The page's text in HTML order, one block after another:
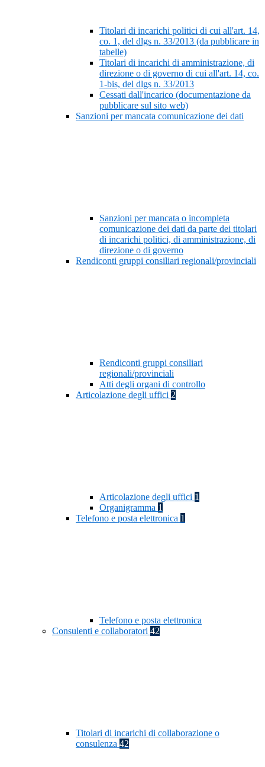
Titolari di incarichi politici di cui all'art. 14,
co. 1, del dlgs n. 33/2013 (da pubblicare in
tabelle)
Titolari di incarichi di amministrazione, di
direzione o di governo di cui all'art. 14, co.
1-bis, del dlgs n. 33/2013
Cessati dall'incarico (documentazione da
pubblicare sul sito web)
Sanzioni per mancata comunicazione dei dati
Sanzioni per mancata o incompleta
comunicazione dei dati da parte dei titolari
di incarichi politici, di amministrazione, di
direzione o di governo
Rendiconti gruppi consiliari regionali/provinciali
Rendiconti gruppi consiliari
regionali/provinciali
Atti degli organi di controllo
Articolazione degli uffici 2
Articolazione degli uffici 1
Organigramma 1
Telefono e posta elettronica 1
Telefono e posta elettronica
Consulenti e collaboratori 42
Titolari di incarichi di collaborazione o
consulenza 42